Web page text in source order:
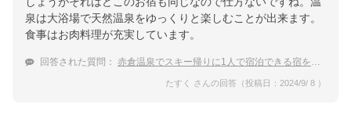
泉は大浴場で天然温泉をゆっくりと楽しむことが出来ます。
食事はお肉料理が充実しています。
回答された質問： 赤倉温泉でスキー帰りに1人で宿泊できる宿を教えて下さい！
たすく さんの回答（投稿日：2024/9/ 8 ）